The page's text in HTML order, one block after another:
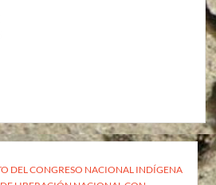
DEL CONGRESO NACIONAL INDÍGENA